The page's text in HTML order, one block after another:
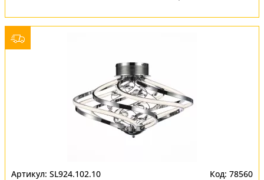
SL924.102.10 78560